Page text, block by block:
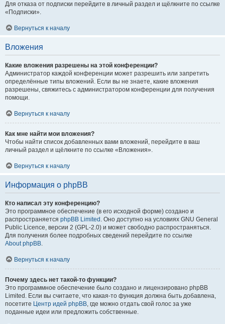
Для отказа от подписки перейдите в личный раздел и щёлкните по ссылке
«Подписки».
Вернуться к началу
Вложения
Какие вложения разрешены на этой конференции?
Администратор каждой конференции может разрешить или запретить
определённые типы вложений. Если вы не знаете, какие вложения
разрешены, свяжитесь с администратором конференции для получения
помощи.
Вернуться к началу
Как мне найти мои вложения?
Чтобы найти список добавленных вами вложений, перейдите в ваш
личный раздел и щёлкните по ссылке «Вложения».
Вернуться к началу
Информация о phpBB
Кто написал эту конференцию?
Это программное обеспечение (в его исходной форме) создано и
распространяется phpBB Limited . Оно доступно на условиях GNU General
Public Licence, версии 2 (GPL-2.0) и может свободно распространяться.
Для получения более подробных сведений перейдите по ссылке
About phpBB.
Вернуться к началу
Почему здесь нет такой-то функции?
Это программное обеспечение было создано и лицензировано phpBB
Limited. Если вы считаете, что какая-то функция должна быть добавлена,
посетите Центр идей phpBB, где можно отдать свой голос за уже
поданные идеи или предложить собственные.